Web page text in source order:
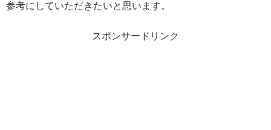
参考にしていただきたいと思います。
スポンサードリンク